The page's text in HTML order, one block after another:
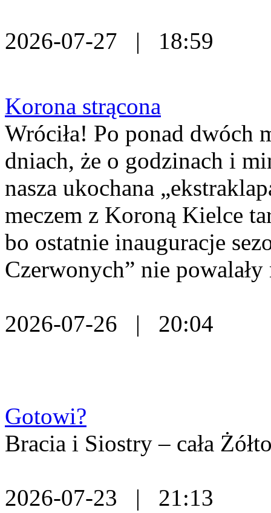
2026-07-27 | 18:59
Korona strącona
Wróciła! Po ponad dwóch
dniach, że o godzinach i
nasza ukochana
meczem z Koroną Kielce
bo ostatnie inauguracje
Czerwonych” nie powalały
2026-07-26 | 20:04
Gotowi?
Bracia i Siostry – cała
2026-07-23 | 21:13